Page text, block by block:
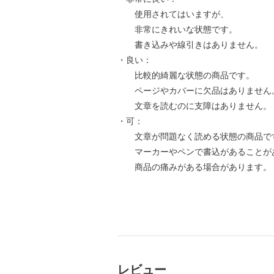
使用されてはいますが、
非常にきれいな状態です。
書き込みや線引きはありません。
・良い：
比較的綺麗な状態の商品です。
ページやカバーに欠品はありません
文章を読むのに支障はありません。
・可：
文章が問題なく読める状態の商品で
マーカーやペンで書込があることが
商品の痛みがある場合があります。
レビュー